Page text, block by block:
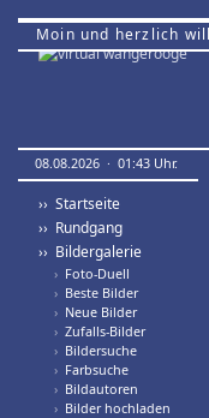
Moin und herzlich
08.08.2026 · 01:43 Uhr.
›› Startseite
›› Rundgang
›› Bildergalerie
› Foto-Duell
› Beste Bilder
› Neue Bilder
› Zufalls-Bilder
› Bildersuche
› Farbsuche
› Bildautoren
› Bilder hochladen